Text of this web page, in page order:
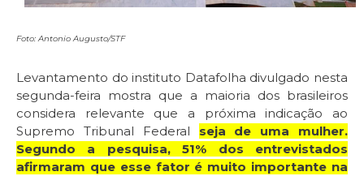
Foto: Antonio Augusto/STF
Levantamento do instituto Datafolha divulgado nesta
segunda-feira mostra que a maioria dos brasileiros
considera relevante que a próxima indicação ao
Supremo Tribunal Federal seja de uma mulher.
Segundo a pesquisa, 51% dos entrevistados
afirmaram que esse fator é muito importante na